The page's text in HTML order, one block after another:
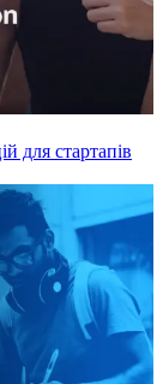
для стартапів